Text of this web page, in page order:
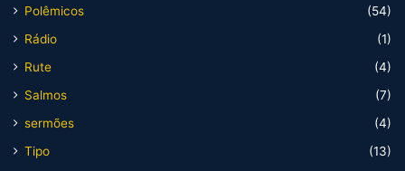
Polêmicos
(54)
Rádio
(1)
Rute
(4)
Salmos
(7)
sermões
(4)
Tipo
(13)